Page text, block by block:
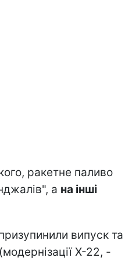
ракетне паливо
а на інші
випуск та
Х-22, -